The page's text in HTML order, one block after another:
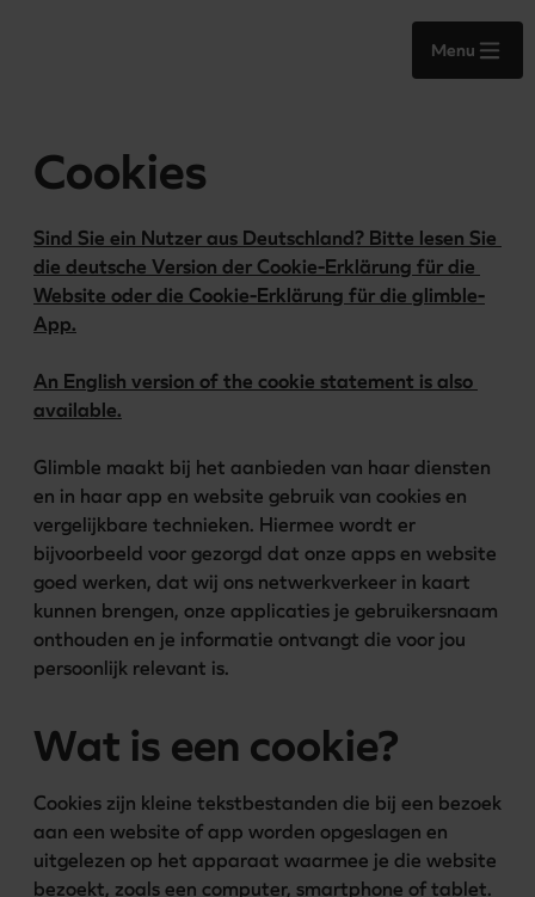
Menu
Cookies
Sind Sie ein Nutzer aus Deutschland? Bitte lesen Sie
die deutsche Version der Cookie-Erklärung für die
Website oder die Cookie-Erklärung für die glimble-
App.
An English version of the cookie statement is also
available.
Glimble maakt bij het aanbieden van haar diensten
en in haar app en website gebruik van cookies en
vergelijkbare technieken. Hiermee wordt er
bijvoorbeeld voor gezorgd dat onze apps en website
goed werken, dat wij ons netwerkverkeer in kaart
kunnen brengen, onze applicaties je gebruikersnaam
onthouden en je informatie ontvangt die voor jou
persoonlijk relevant is.
Wat is een cookie?
Cookies zijn kleine tekstbestanden die bij een bezoek
aan een website of app worden opgeslagen en
uitgelezen op het apparaat waarmee je die website
bezoekt, zoals een computer, smartphone of tablet.